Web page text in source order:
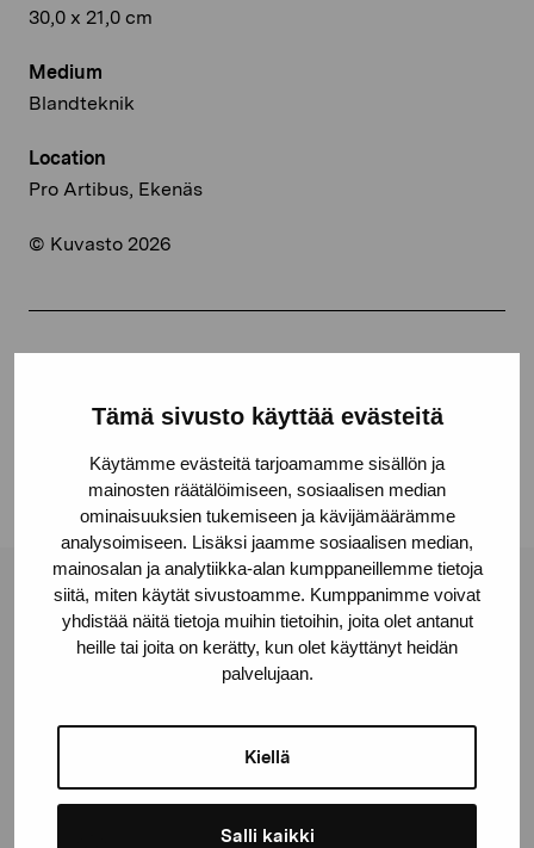
Tämä sivusto käyttää evästeitä
Käytämme evästeitä tarjoamamme sisällön ja
mainosten räätälöimiseen, sosiaalisen median
ominaisuuksien tukemiseen ja kävijämäärämme
analysoimiseen. Lisäksi jaamme sosiaalisen median,
mainosalan ja analytiikka-alan kumppaneillemme tietoja
siitä, miten käytät sivustoamme. Kumppanimme voivat
yhdistää näitä tietoja muihin tietoihin, joita olet antanut
heille tai joita on kerätty, kun olet käyttänyt heidän
palvelujaan.
Kiellä
Salli kaikki
30,0 x 21,0 cm
Medium
Blandteknik
Location
Pro Artibus, Ekenäs
© Kuvasto 2026
Facebook
Pro Artibus Foundation
+358 (0)50 371 6339